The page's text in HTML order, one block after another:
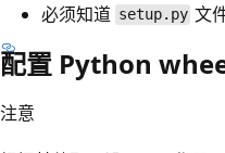
必须知道 setup.py 文
配置 Python
注意